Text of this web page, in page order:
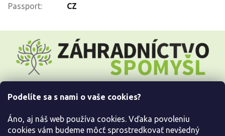
Podelíte sa s nami o vaše cookies?
Áno, aj náš web používa cookies. Vďaka povoleniu
cookies vám budeme môcť sprostredkovať nevšedný
Passport:
CZ
t
Informácie pre Vás